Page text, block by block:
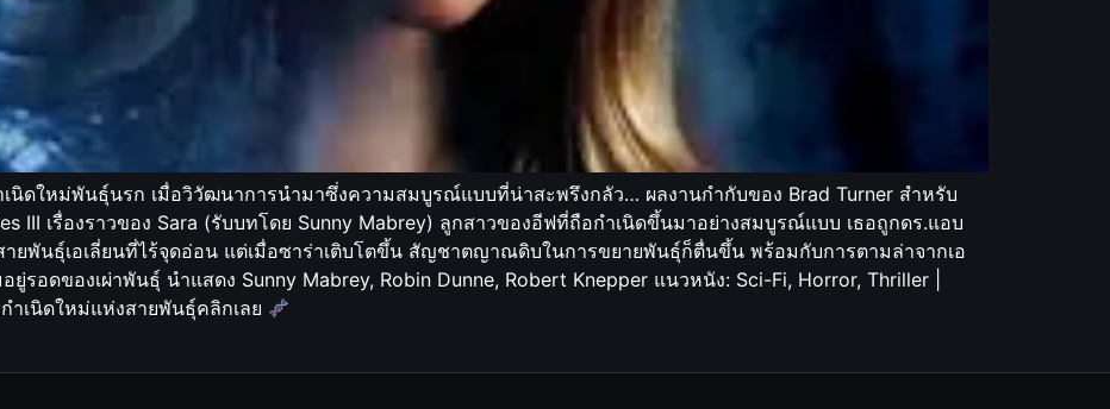
นิดใหม่พันธุ์นรก เมื่อวิวัฒนาการนำมาซึ่งความสมบูรณ์แบบที่น่าสะพรึงกลัว… ผลงานกำกับของ Brad Turner สำหรับ
III เรื่องราวของ Sara (รับบทโดย Sunny Mabrey) ลูกสาวของอีฟที่ถือกำเนิดขึ้นมาอย่างสมบูรณ์แบบ เธอถูกดร.แอบ
ายพันธุ์เอเลี่ยนที่ไร้จุดอ่อน แต่เมื่อซาร่าเติบโตขึ้น สัญชาตญาณดิบในการขยายพันธุ์ก็ตื่นขึ้น พร้อมกับการตามล่าจากเอ
รอดของเผ่าพันธุ์ นำแสดง Sunny Mabrey, Robin Dunne, Robert Knepper แนวหนัง: Sci-Fi, Horror, Thriller |
ำเนิดใหม่แห่งสายพันธุ์คลิกเลย